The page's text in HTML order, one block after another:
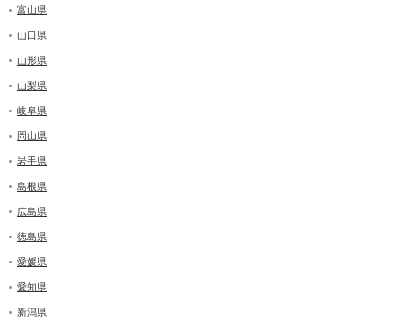
富山県
山口県
山形県
山梨県
岐阜県
岡山県
岩手県
島根県
広島県
徳島県
愛媛県
愛知県
新潟県